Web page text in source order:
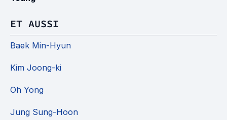
ET AUSSI
Baek Min-Hyun
Kim Joong-ki
Oh Yong
Jung Sung-Hoon